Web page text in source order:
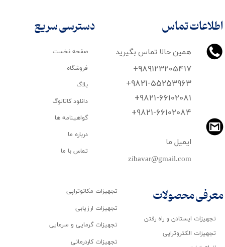
اطلاعات تماس
همین حالا تماس بگیرید
+989123205417
+9821-55253963
+9821-66102081
​​​​​​​+9821-66102084
zibavar@gmail.com
ایمیل ما
تجهیزات ایستادن و راه رفتن
تجهیزات الکتروتراپی
صفحه نخست
فروشگاه
بلاگ
دانلود کاتالوگ
گواهینامه ها
درباره ما
تماس با ما
تجهیزات مکانوتراپی
تجهیزات ارزیابی
تجهیزات گرمایی و سرمایی
تجهیزات کاردرمانی
دسترسی سریع
معرفی محصولات